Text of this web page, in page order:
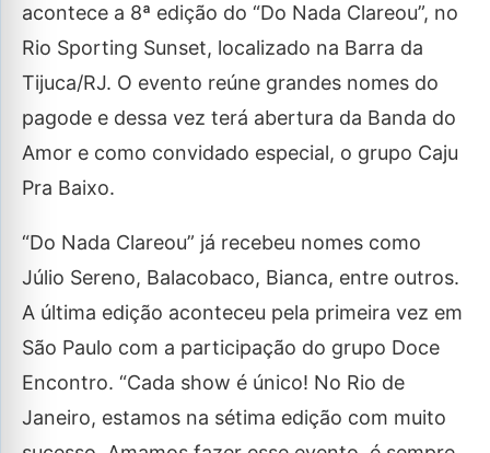
acontece a 8ª edição do “Do Nada Clareou”, no
Rio Sporting Sunset, localizado na Barra da
Tijuca/RJ. O evento reúne grandes nomes do
pagode e dessa vez terá abertura da Banda do
Amor e como convidado especial, o grupo Caju
Pra Baixo.
“Do Nada Clareou” já recebeu nomes como
Júlio Sereno, Balacobaco, Bianca, entre outros.
A última edição aconteceu pela primeira vez em
São Paulo com a participação do grupo Doce
Encontro. “Cada show é único! No Rio de
Janeiro, estamos na sétima edição com muito